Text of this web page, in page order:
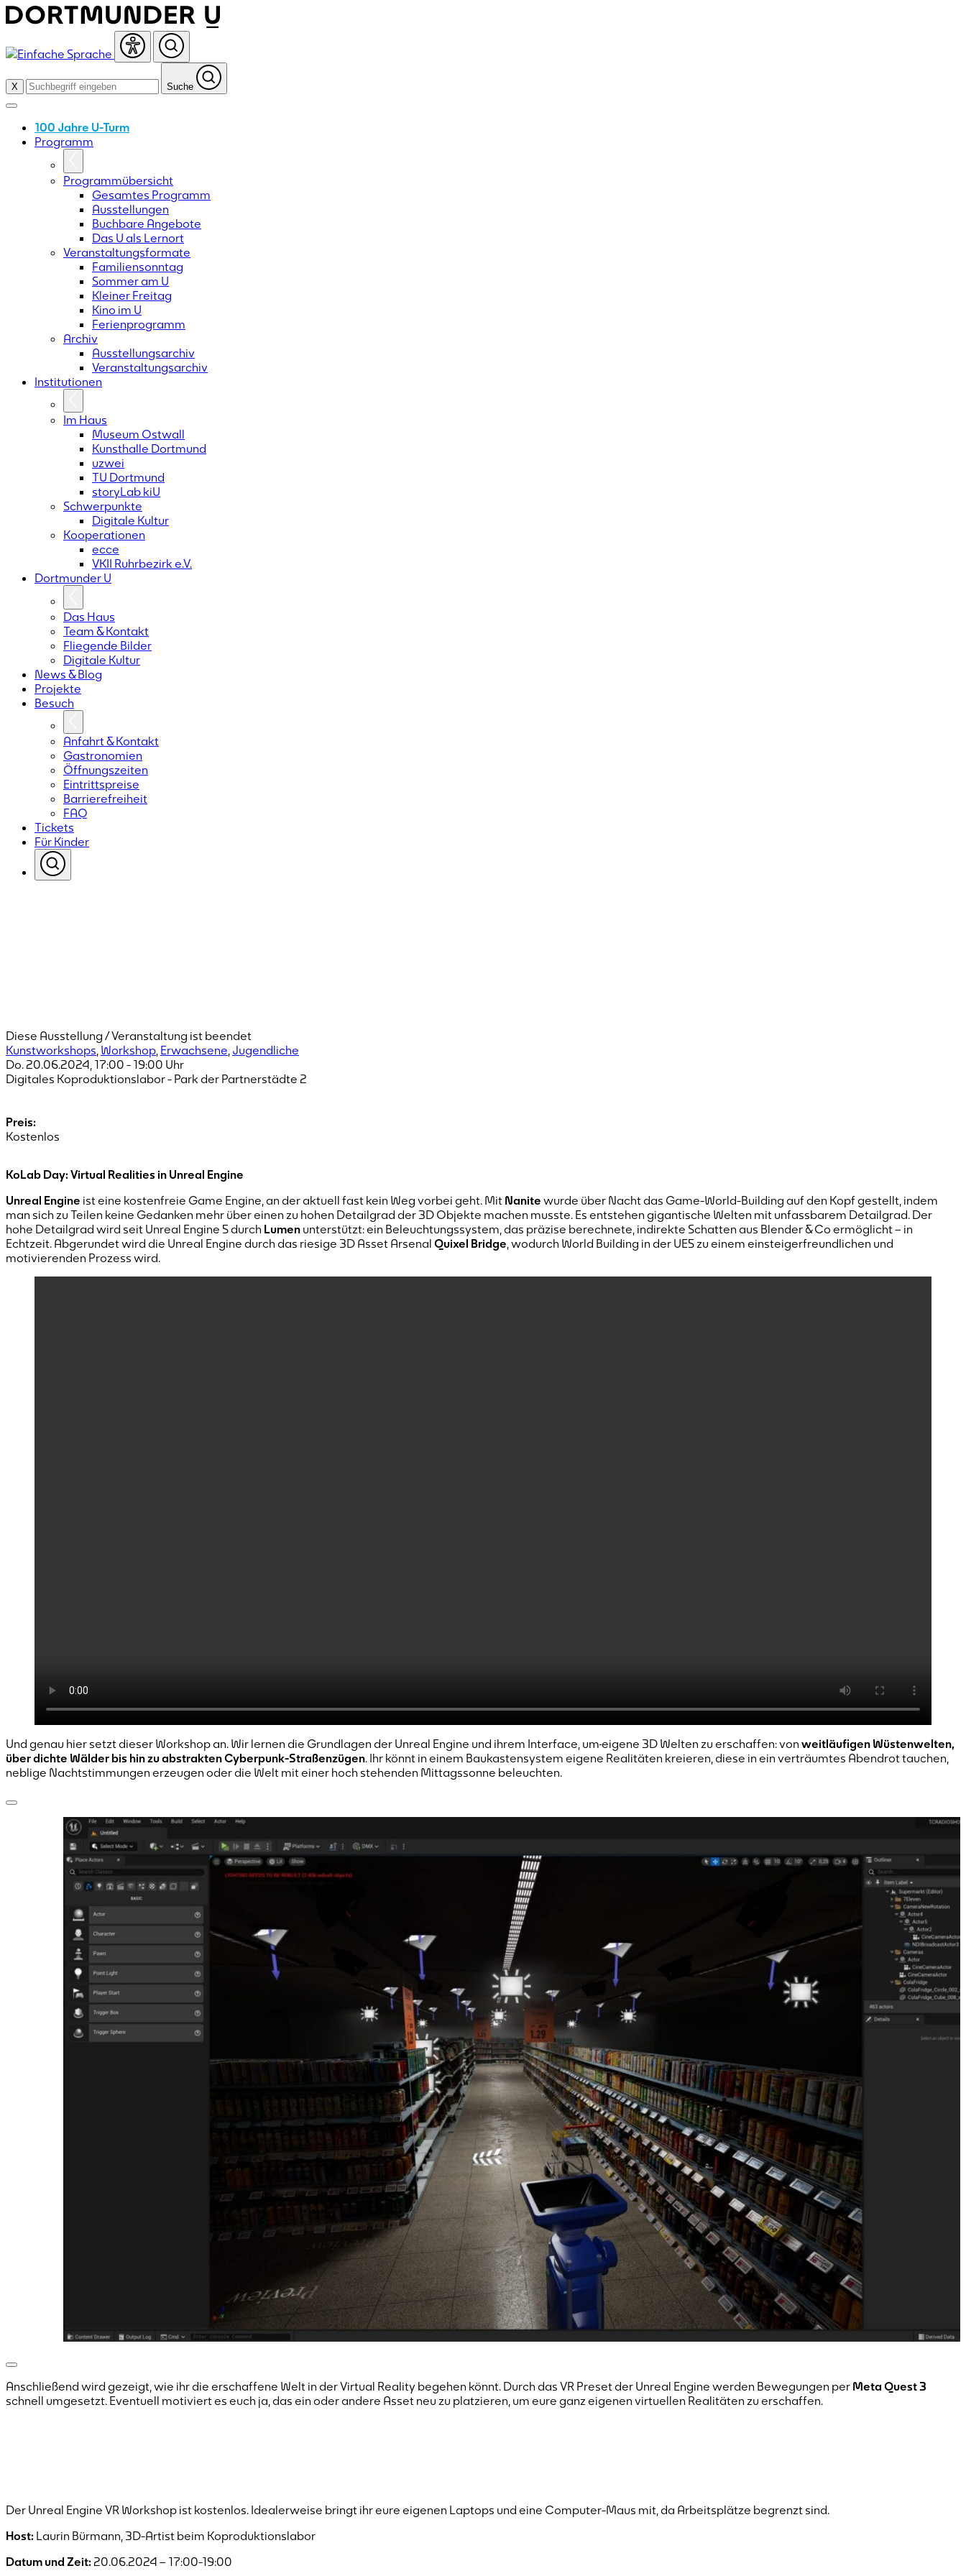
Skip
to
X Suche
100 Jahre U-Turm
Programm
Programmübersicht
Gesamtes Programm
Ausstellungen
Buchbare Angebote
Das U als Lernort
Veranstaltungsformate
Familiensonntag
Sommer am U
Kleiner Freitag
Kino im U
Ferienprogramm
Archiv
Ausstellungsarchiv
Veranstaltungsarchiv
Institutionen
Im Haus
Museum Ostwall
Kunsthalle Dortmund
uzwei
TU Dortmund
storyLab kiU
Schwerpunkte
Digitale Kultur
Kooperationen
ecce
VKII Ruhrbezirk e.V.
Dortmunder U
Das Haus
Team & Kontakt
Fliegende Bilder
Digitale Kultur
News & Blog
Projekte
Besuch
Anfahrt & Kontakt
Gastronomien
Öffnungszeiten
Eintrittspreise
Barrierefreiheit
FAQ
Tickets
Für Kinder
Diese Ausstellung / Veranstaltung ist beendet
Kunstworkshops, Workshop, Erwachsene, Jugendliche
Do. 20.06.2024, 17:00 - 19:00 Uhr
Digitales Koproduktionslabor - Park der Partnerstädte 2
Preis:
Kostenlos
KoLab Day: Virtual Realities in Unreal Engine
Unreal Engine ist eine kostenfreie Game Engine, an der aktuell fast kein Weg vorbei geht. Mit Nanite wurde über Nacht das Game-World-Building auf den Kopf gestellt, indem
man sich zu Teilen keine Gedanken mehr über einen zu hohen Detailgrad der 3D Objekte machen musste. Es entstehen gigantische Welten mit unfassbarem Detailgrad. Der
hohe Detailgrad wird seit Unreal Engine 5 durch Lumen unterstützt: ein Beleuchtungssystem, das präzise berechnete, indirekte Schatten aus Blender & Co ermöglicht – in
Echtzeit. Abgerundet wird die Unreal Engine durch das riesige 3D Asset Arsenal Quixel Bridge, wodurch World Building in der UE5 zu einem einsteigerfreundlichen und
motivierenden Prozess wird.
Und genau hier setzt dieser Workshop an. Wir lernen die Grundlagen der Unreal Engine und ihrem Interface, um eigene 3D Welten zu erschaffen: von weitläufigen Wüstenwelten,
über dichte Wälder bis hin zu abstrakten Cyberpunk-Straßenzügen. Ihr könnt in einem Baukastensystem eigene Realitäten kreieren, diese in ein verträumtes Abendrot tauchen,
neblige Nachtstimmungen erzeugen oder die Welt mit einer hoch stehenden Mittagssonne beleuchten.
Anschließend wird gezeigt, wie ihr die erschaffene Welt in der Virtual Reality begehen könnt. Durch das VR Preset der Unreal Engine werden Bewegungen per Meta Quest 3
schnell umgesetzt. Eventuell motiviert es euch ja, das ein oder andere Asset neu zu platzieren, um eure ganz eigenen virtuellen Realitäten zu erschaffen.
Der Unreal Engine VR Workshop ist kostenlos. Idealerweise bringt ihr eure eigenen Laptops und eine Computer-Maus mit, da Arbeitsplätze begrenzt sind.
Host: Laurin Bürmann, 3D-Artist beim Koproduktionslabor
Datum und Zeit: 20.06.2024 – 17:00-19:00